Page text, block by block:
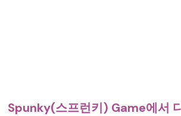
Spunky(스프런키) Game에서